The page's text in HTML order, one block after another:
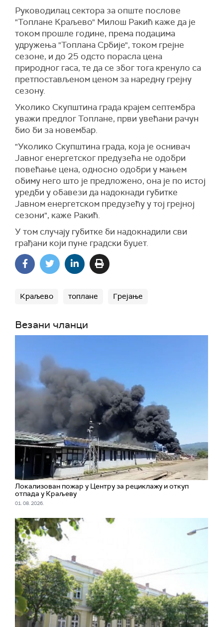
Руководилац сектора за опште послове
"Топлане Краљево" Милош Ракић каже да је
током прошле године, према подацима
удружења "Топлана Србије", током грејне
сезоне, и до 25 одсто порасла цена
природног гаса, те да се због тога кренуло са
претпостављеном ценом за наредну грејну
сезону.
Уколико Скупштина града крајем септембра
уважи предлог Топлане, први увећани рачун
био би за новембар.
"Уколико Скупштина града, која је оснивач
Јавног енергетског предузећа не одобри
повећање цена, односно одобри у мањем
обиму него што је предложено, она је по истој
уредби у обавези да надокнади губитке
Јавном енергетском предузећу у тој грејној
сезони", каже Ракић.
У том случају губитке би надокнадили сви
грађани који пуне градски буџет.
Краљево топлане Грејање
Везани чланци
Локализован пожар у Центру за рециклажу и откуп
отпада у Краљеву
01. 08. 2026.